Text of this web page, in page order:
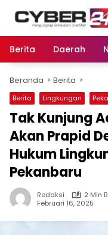
Berita
Daerah
Beranda Berita
Berita Lingkungan
Tak Kunjung
Akan Prapid
Hukum
Pekanbaru
Redaksi
2 Min
Februari 16, 2025